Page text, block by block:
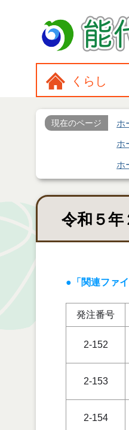
くらし
現在のページ ホ
ホ
ホ
令和５
●「関連ファ
発注番号
2-152
2-153
2-154